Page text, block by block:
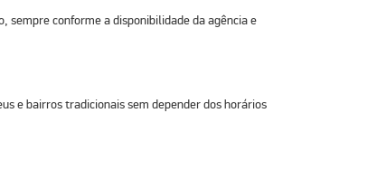
, sempre conforme a disponibilidade da agência e
e bairros tradicionais sem depender dos horários